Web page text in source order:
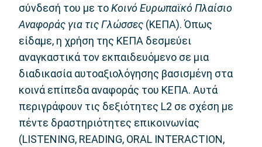
σύνδεσή του με τοΚοινό Ευρωπαϊκό Πλαίσιο
Αναφοράς για τις Γλώσσες (ΚΕΠΑ). Όπως
είδαμε, η χρήση της ΚΕΠΑ δεσμεύει
αναγκαστικά τον εκπαιδευόμενο σε μια
διαδικασία αυτοαξιολόγησης βασισμένη στα
κοινά επίπεδα αναφοράς του ΚΕΠΑ. Αυτά
περιγράφουν τις δεξιότητες L2 σε σχέση με
πέντε δραστηριότητες επικοινωνίας
(LISTENING, READING, ORAL INTERACTION,